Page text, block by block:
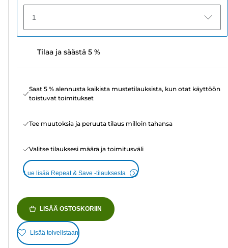
1
Tilaa ja säästä 5 %
Saat 5 % alennusta kaikista mustetilauksista, kun otat käyttöön
toistuvat toimitukset
Tee muutoksia ja peruuta tilaus milloin tahansa
Valitse tilauksesi määrä ja toimitusväli
Lue lisää Repeat & Save -tilauksesta
LISÄÄ OSTOSKORIIN
Lisää toivelistaan